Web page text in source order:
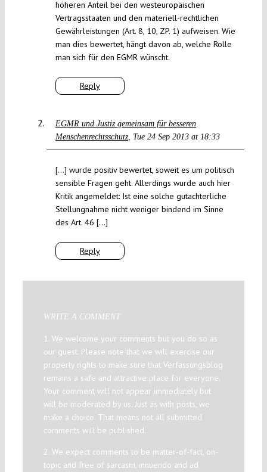
Reply
höheren Anteil bei den westeuropäischen
Vertragsstaaten und den materiell-rechtlichen
Gewährleistungen (Art. 8, 10, ZP. 1) aufweisen. Wie
man dies bewertet, hängt davon ab, welche Rolle
man sich für den EGMR wünscht.
EGMR und Justiz gemeinsam für besseren
Menschenrechtsschutz
Tue 24 Sep 2013 at 18:33
Reply
[…] wurde positiv bewertet, soweit es um politisch
sensible Fragen geht. Allerdings wurde auch hier
Kritik angemeldet: Ist eine solche gutachterliche
Stellungnahme nicht weniger bindend im Sinne
des Art. 46 […]
WRITE A COMMENT
1. We welcome your comments but you do so as
our guest. Please note that we will exercise our
property rights to make sure that Verfassungsblog
remains a safe and attractive place for everyone.
Your comment will not appear immediately but
will be moderated by us. Just as with posts, we
make a choice. That means not all submitted
comments will be published.
2. We expect comments to be matter-of-fact, on-
topic and free of sarcasm, innuendo and ad